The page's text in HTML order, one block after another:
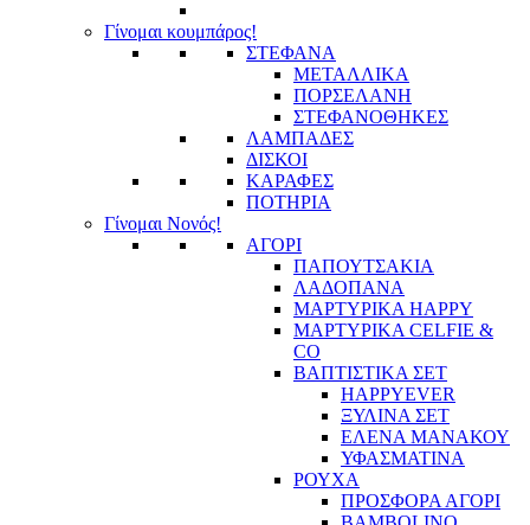
Γίνομαι κουμπάρος!
ΣΤΕΦΑΝΑ
ΜΕΤΑΛΛΙΚΑ
ΠΟΡΣΕΛΑΝΗ
ΣΤΕΦΑΝΟΘΗΚΕΣ
ΛΑΜΠΑΔΕΣ
ΔΙΣΚΟΙ
ΚΑΡΑΦΕΣ
ΠΟΤΗΡΙΑ
Γίνομαι Νονός!
ΑΓΟΡΙ
ΠΑΠΟΥΤΣΑΚΙΑ
ΛΑΔΟΠΑΝΑ
ΜΑΡΤΥΡΙΚΑ HAPPY
ΜΑΡΤΥΡΙΚΑ CELFIE &
CO
ΒΑΠΤΙΣΤΙΚΑ ΣΕΤ
HAPPYEVER
ΞΥΛΙΝΑ ΣΕΤ
ΕΛΕΝΑ ΜΑΝΑΚΟΥ
ΥΦΑΣΜΑΤΙΝΑ
ΡΟΥΧΑ
ΠΡΟΣΦΟΡΑ ΑΓΟΡΙ